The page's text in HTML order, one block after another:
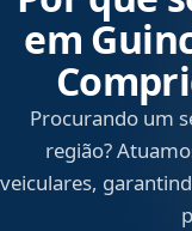
em
Procurando um
região?
veiculares,